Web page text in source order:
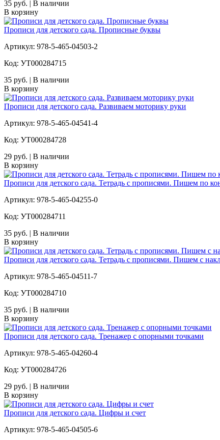
35 руб. | В наличии
В корзину
Прописи для детского сада. Прописные буквы
Артикул: 978-5-465-04503-2
Код: УТ000284715
35 руб. | В наличии
В корзину
Прописи для детского сада. Развиваем моторику руки
Артикул: 978-5-465-04541-4
Код: УТ000284728
29 руб. | В наличии
В корзину
Прописи для детского сада. Тетрадь с прописями. Пишем по
Артикул: 978-5-465-04255-0
Код: УТ000284711
35 руб. | В наличии
В корзину
Прописи для детского сада. Тетрадь с прописями. Пишем с
Артикул: 978-5-465-04511-7
Код: УТ000284710
35 руб. | В наличии
В корзину
Прописи для детского сада. Тренажер с опорными точками
Артикул: 978-5-465-04260-4
Код: УТ000284726
29 руб. | В наличии
В корзину
Прописи для детского сада. Цифры и счет
Артикул: 978-5-465-04505-6